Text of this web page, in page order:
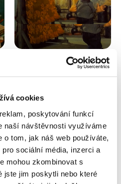
cookies
poskytování funkcí
naší návštěvnosti využíváme
o tom, jak náš web používáte,
sociální média, inzerci a
mohou zkombinovat s
jste jim poskytli nebo které
Pat a Mat: Koberec
Lubomír Beneš